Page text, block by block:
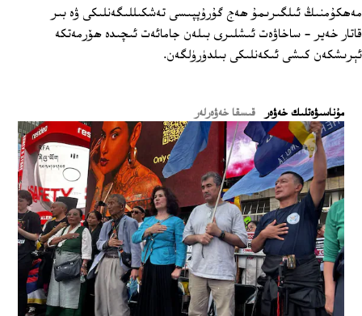
مەھكۇمنىڭ ئىلگىرىمۇ ھەج گۇرۇپپىسى تەشكىللىگەنلىكى ۋە بىر
قاتار خەير - ساخاۋەت ئىشلىرى بىلەن جامائەت ئىچىدە ھۆرمەتكە
ئېرىشكەن كىشى ئىكەنلىكى بىلدۈرۈلگەن.
ﻣﯘﻧﺎﺳﯩﯟﻩﺗﻠﯩﻚ ﺧﻪﯞﻩﺭ قىسقا خەۋەرلەر